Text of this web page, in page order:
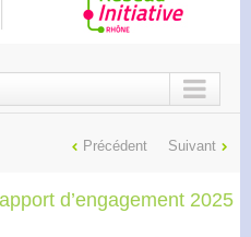
Précédent Suivant
d’engagement 2025